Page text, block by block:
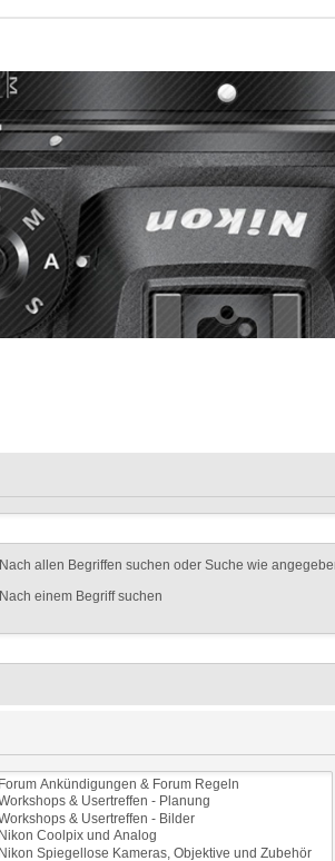
Nach allen Begriffen suchen oder Suche wie
Nach einem Begriff suchen